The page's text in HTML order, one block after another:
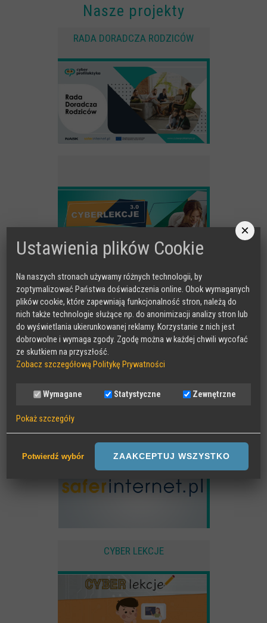
Nasze projekty
RADA DORADCZA RODZICÓW
MAKEITCLEAR
CYBER LEKCJE
Badania i raporty
LARP o dezinformacji "Koryntia"
Gra karciana o deinformacji "Dezinfo"
Dane teleadresowe
×
Ustawienia plików Cookie
Na naszych stronach używamy różnych technologii, by
zoptymalizować Państwa doświadczenia online. Obok wymaganych
plików cookie, które zapewniają funkcjonalność stron, należą do
nich także technologie służące np. do anonimizacji analizy stron lub
do wyświetlania ukierunkowanej reklamy. Korzystanie z nich jest
dobrowolne i wymaga zgody. Zgodę można w każdej chwili wycofać
ze skutkiem na przyszłość.
Zobacz szczegółową Politykę Prywatności
Wymagane Statystyczne Zewnętrzne
Pokaż szczegóły
Sesyjne pliki Cookies wymagane do działania strony,
przechowywane podczas wizyty na stronie, np zapamiętany wybór
Potwierdź wybór ZAAKCEPTUJ WSZYSTKO